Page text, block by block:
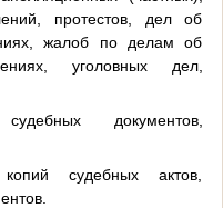
протестов, дел об
жалоб по делам об
уголовных дел,
документов,
судебных актов,